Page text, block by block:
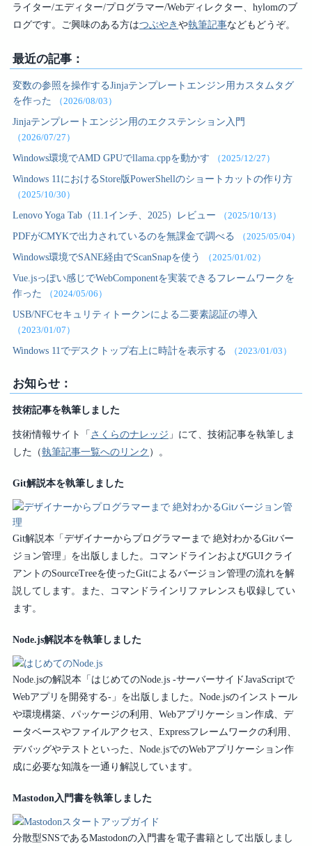
ライター/エディター/プログラマー/Webディレクター、hylomのブ
ログです。ご興味のある方はつぶやきや執筆記事などもどうぞ。
最近の記事：
変数の参照を操作するJinjaテンプレートエンジン用カスタムタグ
を作った
（2026/08/03）
Jinjaテンプレートエンジン用のエクステンション入門
（2026/07/27）
Windows環境でAMD GPUでllama.cppを動かす （2025/12/27）
Windows 11におけるStore版PowerShellのショートカットの作り方
（2025/10/30）
Lenovo Yoga Tab（11.1インチ、2025）レビュー （2025/10/13）
PDFがCMYKで出力されているのを無課金で調べる （2025/05/04）
Windows環境でSANE経由でScanSnapを使う （2025/01/02）
Vue.jsっぽい感じでWebComponentを実装できるフレームワークを
作った
（2024/05/06）
USB/NFCセキュリティトークンによる二要素認証の導入
（2023/01/07）
Windows 11でデスクトップ右上に時計を表示する （2023/01/03）
お知らせ：
技術記事を執筆しました
技術情報サイト「さくらのナレッジ 」にて、技術記事を執筆しま
した（執筆記事一覧へのリンク ）。
Git解説本を執筆しました
Git解説本「デザイナーからプログラマーまで 絶対わかるGitバー
ジョン管理」を出版しました。コマンドラインおよびGUIクライ
アントのSourceTreeを使ったGitによるバージョン管理の流れを解
説してします。また、コマンドラインリファレンスも収録してい
ます。
Node.js解説本を執筆しました
Node.jsの解説本「はじめてのNode.js -サーバーサイドJavaScriptで
Webアプリを開発する-」を出版しました。Node.jsのインストール
や環境構築、パッケージの利用、Webアプリケーション作成、デ
ータベースやファイルアクセス、Expressフレームワークの利用、
デバッグやテストといった、Node.jsでのWebアプリケーション作
成に必要な知識を一通り解説しています。
Mastodon入門書を執筆しました
分散型SNSであるMastodonの入門書を電子書籍として出版しまし